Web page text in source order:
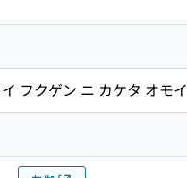
フクゲン ニ カケタ オモイ